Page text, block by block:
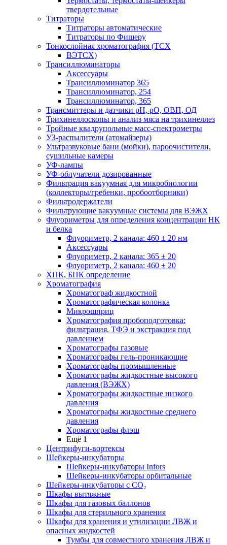
твердотельные
Титраторы
Титраторы автоматические
Титраторы по Фишеру
Тонкослойная хроматография (ТСХ
ВЭТСХ)
Трансиллюминаторы
Аксессуары
Трансиллюминатор 365
Трансиллюминатор, 254
Трансиллюминатор, 365
Трансмиттеры и датчики рН, рО, ОВП, ОД
Трихинеллоскопы и анализ мяса на трихинеллез
Тройные квадрупольные масс-спектрометры
УЗ-распылители (атомайзеры)
Ультразвуковые бани (мойки), пароочистители,
сушильные камеры
УФ-лампы
УФ-облучатели дозированные
Фильтрация вакуумная для микробиологии
(коллекторы/гребенки, пробоотборники)
Фильтродержатели
Фильтрующие вакуумные системы для ВЭЖХ
Флуориметры для определения концентрации НК
и белка
Флуориметр, 2 канала: 460 ± 20 нм
Аксессуары
Флуориметр, 2 канала: 365 ± 20
Флуориметр, 2 канала: 460 ± 20
ХПК, БПК определение
Хроматография
Хроматограф жидкостной
Хроматографическая колонка
Микрошприц
Хроматография пробоподготовка:
фильтрация, ТФЭ и экстракция под
давлением
Хроматографы газовые
Хроматографы гель-проникающие
Хроматографы промышленные
Хроматографы жидкостные высокого
давления (ВЭЖХ)
Хроматографы жидкостные низкого
давления
Хроматографы жидкостные среднего
давления
Хроматографы флэш
Ещё 1
Центрифуги-вортексы
Шейкеры-инкубаторы
Шейкеры-инкубаторы Infors
Шейкеры-инкубаторы орбитальные
Шейкеры-инкубаторы с CО₂
Шкафы вытяжные
Шкафы для газовых баллонов
Шкафы для стерильного хранения
Шкафы для хранения и утилизации ЛВЖ и
опасных жидкостей
Тумбы для совместного хранения ЛВЖ и